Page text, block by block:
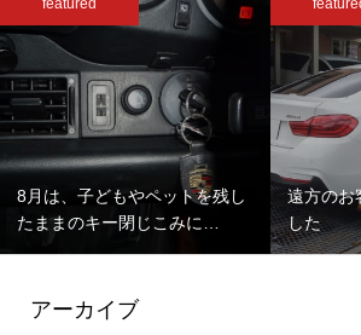
featured
8月は、子どもやペットを残し
たままのキー閉じこみに…
遠方のお
した
アーカイブ